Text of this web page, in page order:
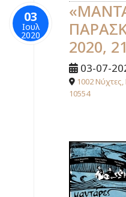
03
Ιουλ
2020
2020,
03-07-
1002
10554